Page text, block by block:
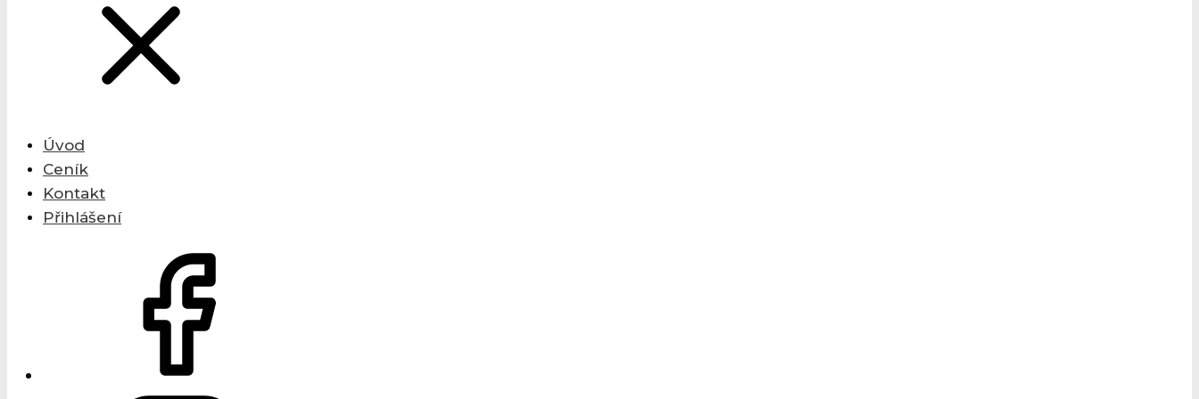
Úvod
Ceník
Kontakt
Přihlášení